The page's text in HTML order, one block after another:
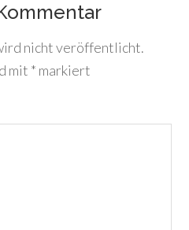
nicht veröffentlicht.
mit * markiert